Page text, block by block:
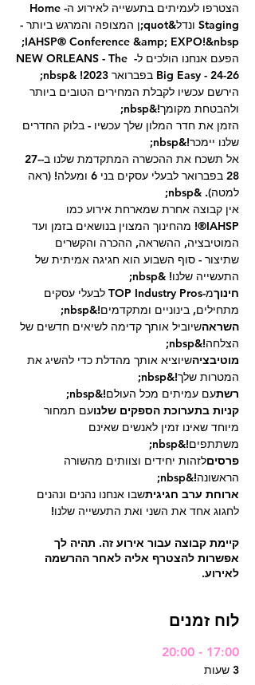
הצטרפו לעמיתים בתעשייה לאירוע ה-Home
Staging ונדל&quot;ן המצופה והמרגש ביותר -
IAHSP® Conference &amp; EXPO!&nbsp;
הפעם אנחנו הולכים ל- NEW ORLEANS - The
Big Easy - 24-26 בפברואר 2023! &nbsp;
הירשם עכשיו לקבלת המחירים הטובים ביותר
ולהבטחת מקומך!&nbsp;
הזמן את חדר המלון שלך עכשיו - בלוק החדרים
שלנו יימכר!&nbsp;
אל תשכח את ההכשרה המתקדמת שלנו ב-27-
28 בפברואר לבעלי עסקים בני 6 ומעלה! (ראה
למטה). &nbsp;
אין קבוצה אחרת שמארחת אירוע כמו
IAHSP®! מהחינוך המצוין בנושאים בזמן ועד
המוטיבציה, ההשראה, ההכרה והקשרים
שתיצור - סוף השבוע הוא חגיגה אמיתית של
התעשייה שלנו! &nbsp;
חינוך
מ-TOP Industry Pros לבעלי עסקים
מתחילים, בינוניים ומתקדמים!&nbsp;
השראהשיוביל אותך קדימה לשיאים חדשים של
הצלחה!&nbsp;
מוטיבציהשיוציא אותך מהדלת כדי להשיג את
המטרות שלך!&nbsp;
רשתעם עמיתים מכל העולם!&nbsp;
קניות בתערוכת הספקים שלנועם תמחור
מיוחד שאינו זמין לאנשים שאינם
משתתפים!&nbsp;
פרסיםלזהות יחידים וצוותים מהשורה
הראשונה!&nbsp;
ארוחת ערב חגיגיתשבו אנחנו נהנים ונהנים
לחגוג אחד את השני ואת התעשייה שלנו!
קיימת קבוצה עבור אירוע זה. תהיה לך
אפשרות להצטרף אליה לאחר ההרשמה
לאירוע.
לוח זמנים
17:00 - 20:00
3 שעות